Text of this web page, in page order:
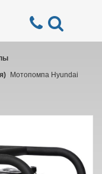
Мотопомпа Hyundai